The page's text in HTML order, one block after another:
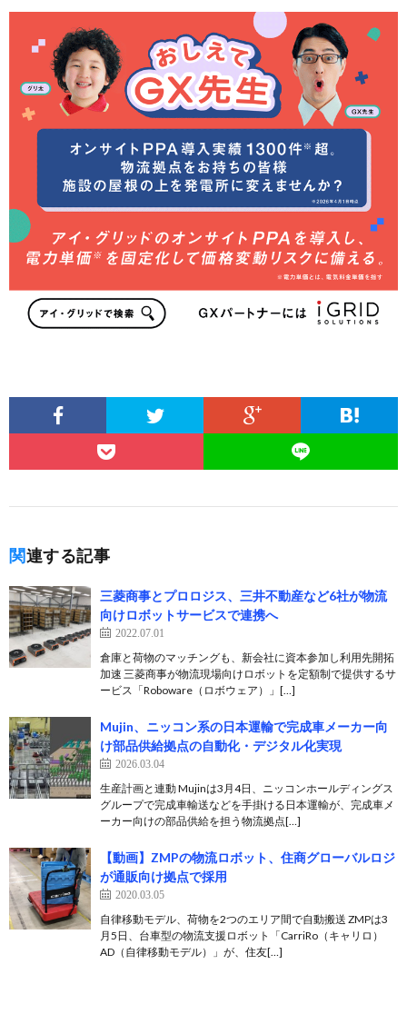
関連する記事
三菱商事とプロロジス、三井不動産など6社が物流
向けロボットサービスで連携へ
2022.07.01
倉庫と荷物のマッチングも、新会社に資本参加し利用先開拓
加速 三菱商事が物流現場向けロボットを定額制で提供するサ
ービス「Roboware（ロボウェア）」[…]
Mujin、ニッコン系の日本運輸で完成車メーカー向
け部品供給拠点の自動化・デジタル化実現
2026.03.04
生産計画と連動 Mujinは3月4日、ニッコンホールディングス
グループで完成車輸送などを手掛ける日本運輸が、完成車メ
ーカー向けの部品供給を担う物流拠点[…]
【動画】ZMPの物流ロボット、住商グローバルロジ
が通販向け拠点で採用
2020.03.05
自律移動モデル、荷物を2つのエリア間で自動搬送 ZMPは3
月5日、台車型の物流支援ロボット「CarriRo（キャリロ）
AD（自律移動モデル）」が、住友[…]